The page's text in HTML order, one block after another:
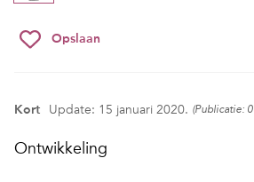
Opslaan
Kort Update: 15 januari 2020. (Publicatie:
Ontwikkeling